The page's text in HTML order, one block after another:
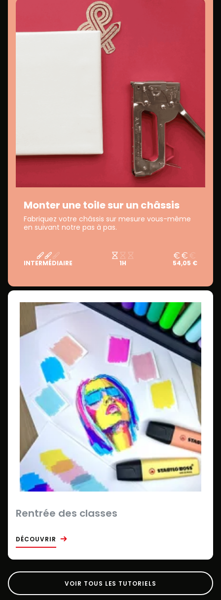
Monter une toile sur un châssis
Fabriquez votre châssis sur mesure vous-même
en suivant notre pas à pas.
INTERMÉDIAIRE 1H 54,05 €
Rentrée des classes
DÉCOUVRIR
VOIR TOUS LES TUTORIELS